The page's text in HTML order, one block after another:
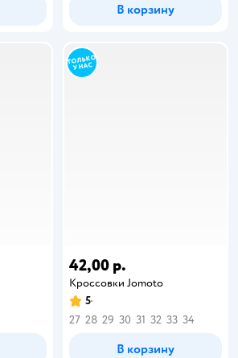
В корзину
42,00 р.
Кроссовки Jomoto
5
27 28 29 30 31 32 33 34
В корзину